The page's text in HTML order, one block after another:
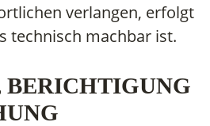
verlangen, erfolgt
technisch machbar ist.
BERICHTIGUNG